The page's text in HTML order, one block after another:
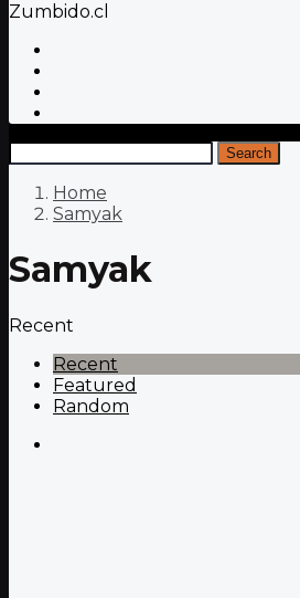
Zumbido.cl
Search
Home
Samyak
Samyak
Recent
Recent
Featured
Random